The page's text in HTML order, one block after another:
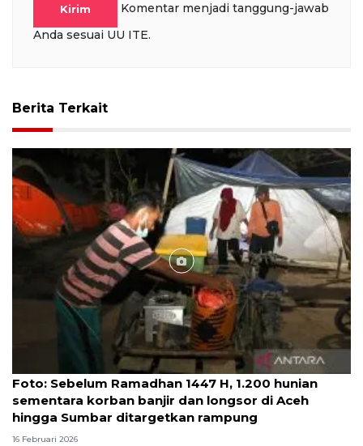
Kirim
Komentar menjadi tanggung-jawab
Anda sesuai UU ITE.
Berita Terkait
Foto: Sebelum Ramadhan 1447 H, 1.200 hunian
sementara korban banjir dan longsor di Aceh
hingga Sumbar ditargetkan rampung
16 Februari 2026